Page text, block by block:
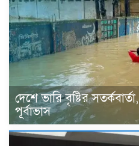
দেশে ভারি বৃষ্টির
পূর্বাভাস